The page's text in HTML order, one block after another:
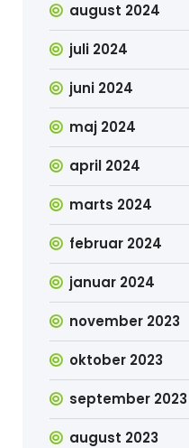
august 2024
juli 2024
juni 2024
maj 2024
april 2024
marts 2024
februar 2024
januar 2024
november 2023
oktober 2023
september 2023
august 2023